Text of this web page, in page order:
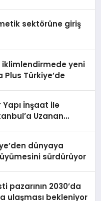
sektörüne giriş
iklimlendirmede yeni
Türkiye’de
Yapı İnşaat ile
Uzanan
dünyaya
sürdürüyor
pazarının 2030’da
ulaşması bekleniyor